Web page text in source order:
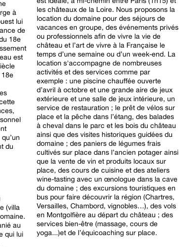
à
lui
de
18e
est
18e
du
(villa
au
qui lui
les châteaux de la Loire. Nous proposons la
location du domaine pour des séjours de
vacances en groupe, des événements privés
ou professionnels afin de vivre la vie de
château et l’art de vivre à la Française le
temps d’une semaine ou d’un week-end. La
location s'accompagne de nombreuses
activités et des services comme par
exemple : une piscine chauffée ouverte
d’avril à octobre et une grande aire de jeux
extérieure et une salle de jeux intérieure, un
service de restauration ; le prêt de vélos sur
place et la pêche dans l’étang, des balades
à cheval dans le parc et les bois du château
ainsi que des visites historiques guidées du
domaine ; des paniers de légumes frais
cultivés sur place dans l’ancien potager ainsi
que la vente de vin et produits locaux sur
place, des cours de cuisine et des ateliers
wine-tasting avec un œnologue dans la cave
du domaine ; des excursions touristiques en
bus pour faire découvrir la région (Chartres,
Versailles, Chambord, vignobles…), des vols
en Montgolfière au départ du château ; des
services bien-être (massage, cours de
yoga...)et de l’équicoaching sur place.